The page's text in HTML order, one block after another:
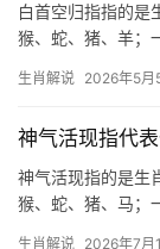
白首空归指指的是
猴、蛇、猪、羊；
易陷孤勇的命运，
生肖解说 2026年5月
神气活现指代
神气活现指的是生
猴、蛇、猪、马；
生肖解说 2026年7月